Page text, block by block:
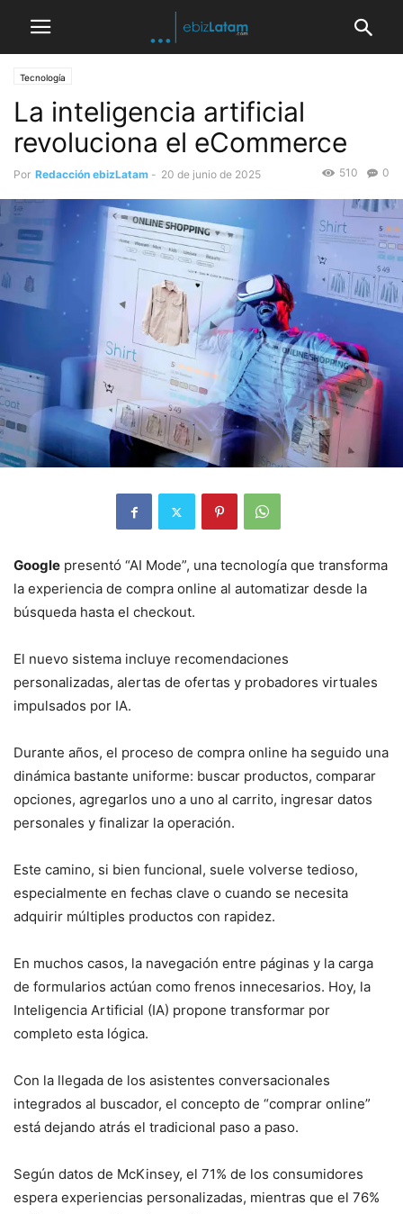
Tecnología
La inteligencia artificial
revoluciona el eCommerce
Por Redacción ebizLatam - 20 de junio de 2025 0
510
Google presentó “AI Mode”, una tecnología que transforma
la experiencia de compra online al automatizar desde la
búsqueda hasta el checkout.
El nuevo sistema incluye recomendaciones
personalizadas, alertas de ofertas y probadores virtuales
impulsados por IA.
Durante años, el proceso de compra online ha seguido una
dinámica bastante uniforme: buscar productos, comparar
opciones, agregarlos uno a uno al carrito, ingresar datos
personales y finalizar la operación.
Este camino, si bien funcional, suele volverse tedioso,
especialmente en fechas clave o cuando se necesita
adquirir múltiples productos con rapidez.
En muchos casos, la navegación entre páginas y la carga
de formularios actúan como frenos innecesarios. Hoy, la
Inteligencia Artificial (IA) propone transformar por
completo esta lógica.
Con la llegada de los asistentes conversacionales
integrados al buscador, el concepto de “comprar online”
está dejando atrás el tradicional paso a paso.
Según datos de McKinsey, el 71% de los consumidores
espera experiencias personalizadas, mientras que el 76%